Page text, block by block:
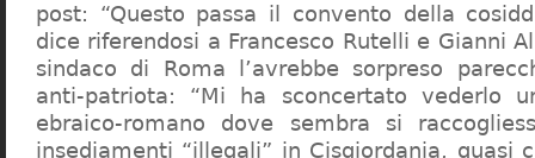
post: “Questo passa il convento della
dice riferendosi a Francesco Rutelli e Gianni
sindaco di Roma l’avrebbe sorpreso
anti-patriota: “Mi ha sconcertato vederlo
ebraico-romano dove sembra si
insediamenti “illegali” in Cisgiordania, quasi